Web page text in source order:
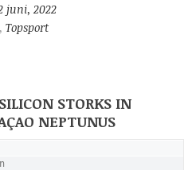
juni, 2022
, Topsport
STORKS IN
NEPTUNUS